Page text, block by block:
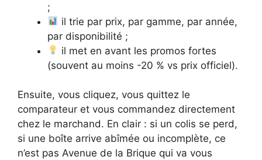
;
il trie par prix, par gamme, par année,
par disponibilité ;
il met en avant les promos fortes
(souvent au moins -20 % vs prix officiel).
Ensuite, vous cliquez, vous quittez le
comparateur et vous commandez directement
chez le marchand. En clair : si un colis se perd,
si une boîte arrive abîmée ou incomplète, ce
n’est pas Avenue de la Brique qui va vous